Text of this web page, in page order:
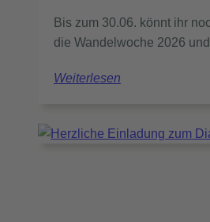
Bis zum 30.06. könnt ihr
die Wandelwoche 2026
Weiterlesen